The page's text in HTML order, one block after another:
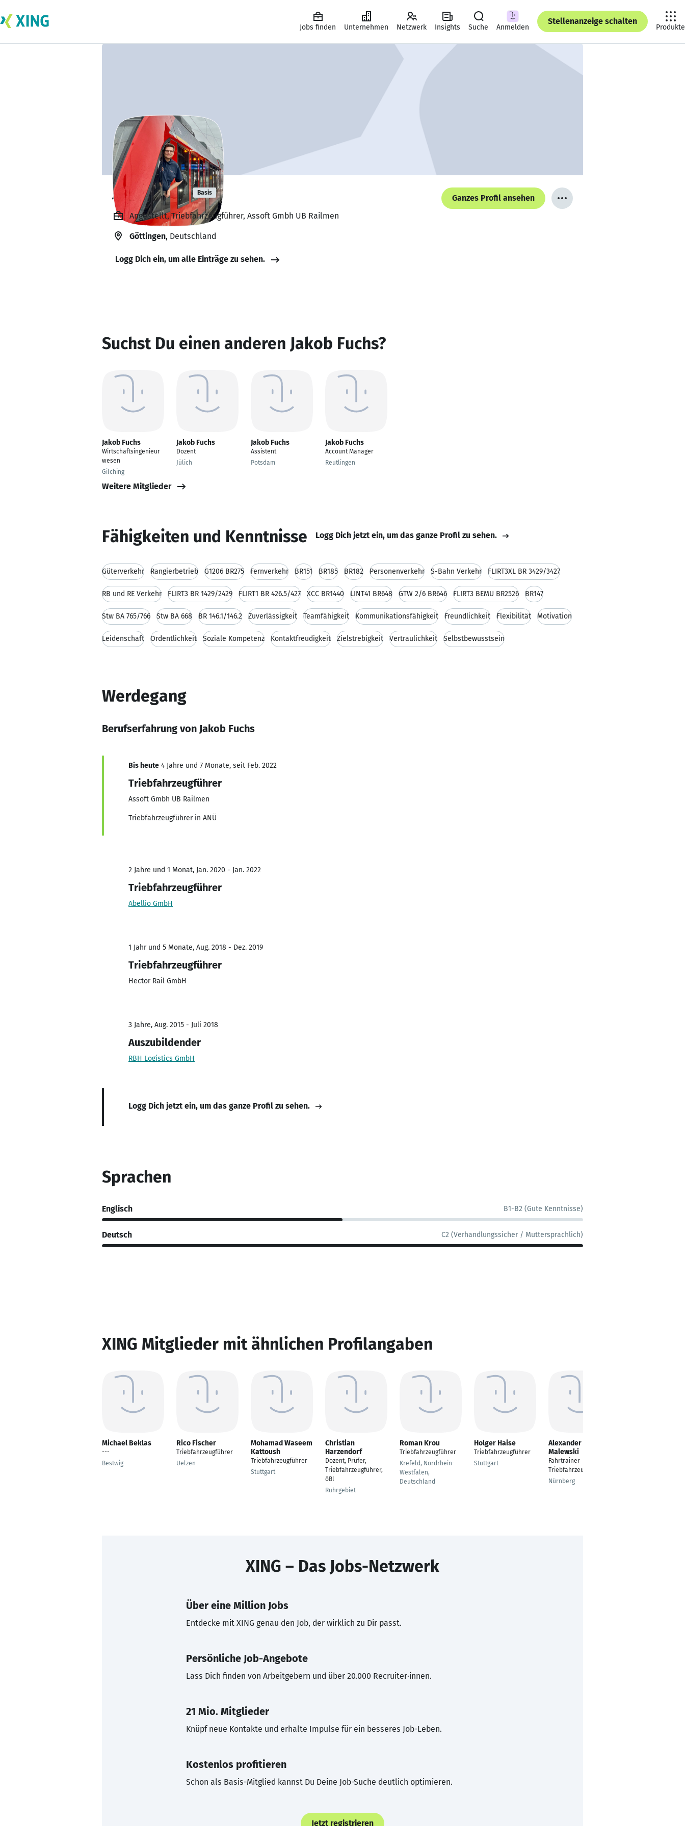
Jobs finden Unternehmen Netzwerk Insights Suche Anmelden
Stellenanzeige schalten
Produkte
Jakob Fuchs Basis
Ganzes Profil ansehen
Angestellt, Triebfahrzeugführer, Assoft Gmbh UB Railmen
Göttingen, Deutschland
Logg Dich ein, um alle Einträge zu sehen.
Suchst Du einen anderen Jakob Fuchs?
Jakob Fuchs
Wirtschaftsingenieur
wesen
Gilching
Jakob Fuchs
Dozent
Jülich
Jakob Fuchs
Assistent
Potsdam
Jakob Fuchs
Account Manager
Reutlingen
Weitere Mitglieder
Fähigkeiten und Kenntnisse Logg Dich jetzt ein, um das ganze Profil zu sehen.
Güterverkehr Rangierbetrieb G1206 BR275 Fernverkehr BR151 BR185 BR182 Personenverkehr S-Bahn Verkehr FLIRT3XL BR 3429/3427
RB und RE Verkehr FLIRT3 BR 1429/2429 FLIRT1 BR 426.5/427 XCC BR1440 LINT41 BR648 GTW 2/6 BR646 FLIRT3 BEMU BR2526 BR147
Stw BA 765/766 Stw BA 668 BR 146.1/146.2 Zuverlässigkeit Teamfähigkeit Kommunikationsfähigkeit Freundlichkeit Flexibilität Motivation
Leidenschaft Ordentlichkeit Soziale Kompetenz Kontaktfreudigkeit Zielstrebigkeit Vertraulichkeit Selbstbewusstsein
Werdegang
Berufserfahrung von Jakob Fuchs
Bis heute 4 Jahre und 7 Monate, seit Feb. 2022
Triebfahrzeugführer
Assoft Gmbh UB Railmen
Triebfahrzeugführer in ANÜ
2 Jahre und 1 Monat, Jan. 2020 - Jan. 2022
Triebfahrzeugführer
Abellio GmbH
1 Jahr und 5 Monate, Aug. 2018 - Dez. 2019
Triebfahrzeugführer
Hector Rail GmbH
3 Jahre, Aug. 2015 - Juli 2018
Auszubildender
RBH Logistics GmbH
Logg Dich jetzt ein, um das ganze Profil zu sehen.
Sprachen
Englisch B1-B2 (Gute Kenntnisse)
Deutsch C2 (Verhandlungssicher / Muttersprachlich)
XING Mitglieder mit ähnlichen Profilangaben
Michael Beklas
---
Bestwig
Rico Fischer
Triebfahrzeugführer
Uelzen
Mohamad Waseem
Kattoush
Triebfahrzeugführer
Stuttgart
Christian
Harzendorf
Dozent, Prüfer,
Triebfahrzeugführer,
öBl
Ruhrgebiet
Roman Krou
Triebfahrzeugführer
Krefeld, Nordrhein-
Westfalen,
Deutschland
Holger Haise
Triebfahrzeugführer
Stuttgart
Alexander
Malewski
Fahrtrainer
Triebfahrzeugführer
Nürnberg
XING – Das Jobs-Netzwerk
Über eine Million Jobs
Entdecke mit XING genau den Job, der wirklich zu Dir passt.
Persönliche Job-Angebote
Lass Dich finden von Arbeitgebern und über 20.000 Recruiter·innen.
21 Mio. Mitglieder
Knüpf neue Kontakte und erhalte Impulse für ein besseres Job-Leben.
Kostenlos profitieren
Schon als Basis-Mitglied kannst Du Deine Job-Suche deutlich optimieren.
Jetzt registrieren